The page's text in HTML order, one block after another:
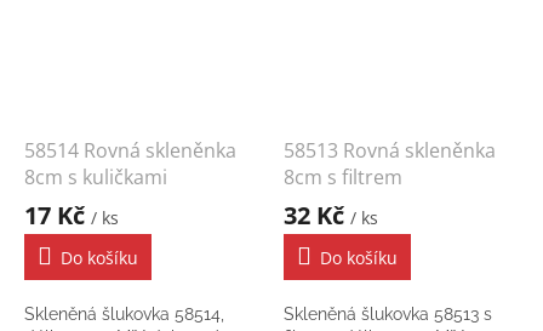
58514 Rovná skleněnka
8cm s kuličkami
17 Kč / ks
Do košíku
Skleněná šlukovka 58514,
58513 Rovná skleněnka
8cm s filtrem
32 Kč / ks
Do košíku
Skleněná šlukovka 58513 s